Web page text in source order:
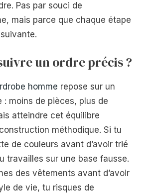
Pas par souci de
mais parce que chaque étape
un ordre précis ?
homme repose sur un
: moins de pièces, plus de
atteindre cet équilibre
méthodique. Si tu
de couleurs avant d’avoir trié
travailles sur une base fausse.
des vêtements avant d’avoir
de vie, tu risques de